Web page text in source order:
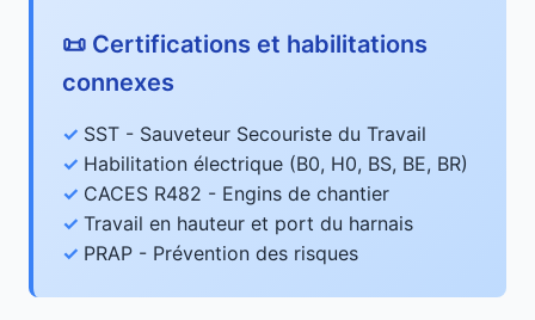
📜 Certifications et habilitations
connexes
SST - Sauveteur Secouriste du Travail
Habilitation électrique (B0, H0, BS, BE, BR)
CACES R482 - Engins de chantier
Travail en hauteur et port du harnais
PRAP - Prévention des risques